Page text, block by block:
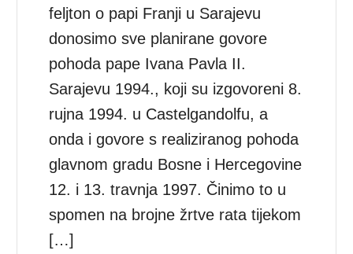
feljton o papi Franji u Sarajevu
donosimo sve planirane govore
pohoda pape Ivana Pavla II.
Sarajevu 1994., koji su izgovoreni 8.
rujna 1994. u Castelgandolfu, a
onda i govore s realiziranog pohoda
glavnom gradu Bosne i Hercegovine
12. i 13. travnja 1997. Činimo to u
spomen na brojne žrtve rata tijekom
[…]